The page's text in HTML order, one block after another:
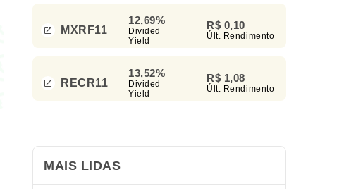
MXRF11
12,69%
Divided
Yield
R$ 0,10
Últ. Rendimento
RECR11
13,52%
Divided
Yield
R$ 1,08
Últ. Rendimento
MAIS LIDAS